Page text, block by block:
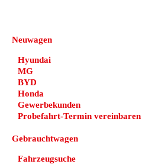
Neuwagen
Hyundai
MG
BYD
Honda
Gewerbekunden
Probefahrt-Termin vereinbaren
Gebrauchtwagen
Fahrzeugsuche